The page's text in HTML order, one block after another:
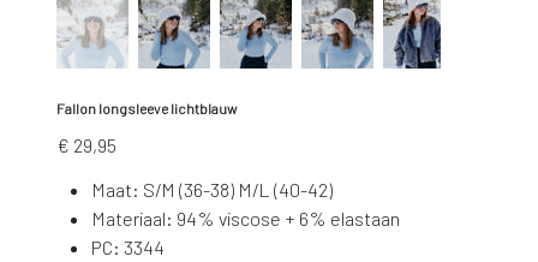
Fallon longsleeve lichtblauw
Prijs
€ 29,95
Maat: S/M (36-38) M/L (40-42)
Materiaal: 94% viscose + 6% elastaan
PC: 3344